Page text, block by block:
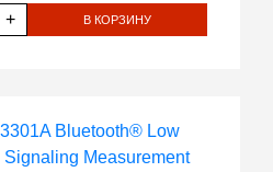
+ В КОРЗИНУ